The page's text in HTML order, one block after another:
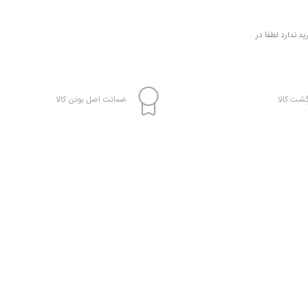
ندارد لطفا در
کالا ضمانت اصل بودن کالا